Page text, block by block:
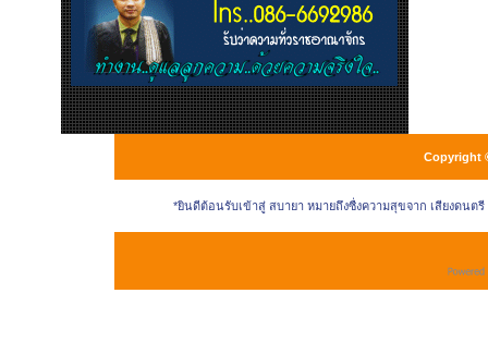
Copyright
*ยินดีต้อนรับเข้าสู่ สบายา หมายถึงซื่งความสุขจาก เสียงดน